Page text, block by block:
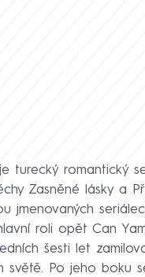
turecký romantický
Zasněné lásky a
jmenovaných
roli opět Can
šesti let
světě. Po jeho boku